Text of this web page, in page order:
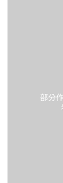
部分